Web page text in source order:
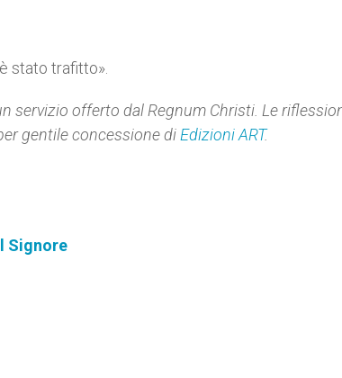
stato trafitto».
servizio offerto dal Regnum Christi. Le
gentile concessione di Edizioni ART.
Signore